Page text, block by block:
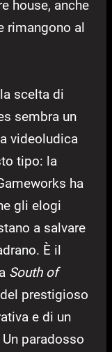
house, anche
rimangono al
scelta di
sembra un
videoludica
tipo: la
ha
gli elogi
a salvare
È il
South of
prestigioso
e di un
paradosso